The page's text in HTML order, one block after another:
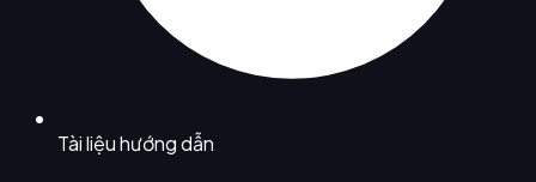
Tài liệu hướng dẫn